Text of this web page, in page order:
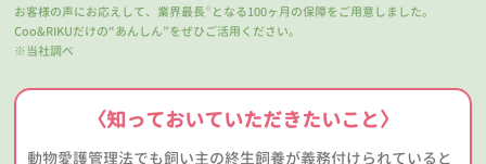
お客様の声にお応えして、業界最長 ※ となる100ヶ月の保障をご用意しました。
Coo&RIKUだけの“あんしん”をぜひご活用ください。
※当社調べ
〈知っておいていただきたいこと〉
動物愛護管理法でも飼い主の終生飼養が義務付けられていると